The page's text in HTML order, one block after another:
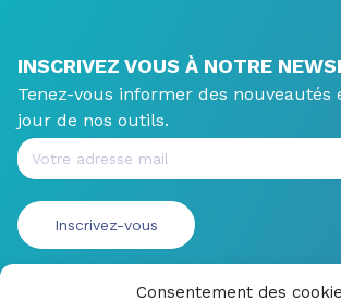
Consentement des
INSCRIVEZ VOUS À NOTRE
Tenez-vous informer des nouveautés
jour de nos outils.